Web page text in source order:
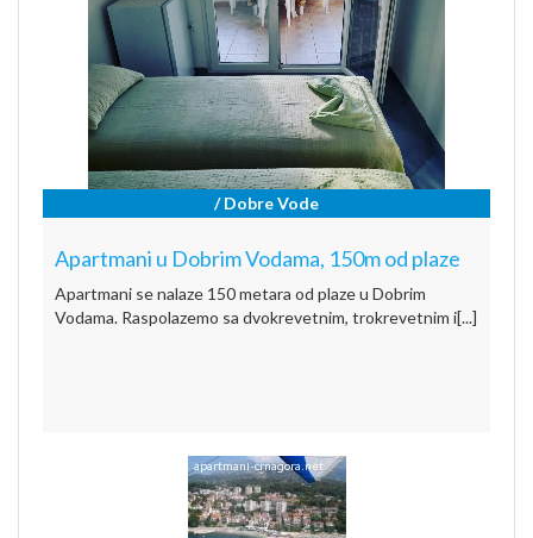
/ Dobre Vode
Apartmani u Dobrim Vodama, 150m od plaze
Apartmani se nalaze 150 metara od plaze u Dobrim
Vodama. Raspolazemo sa dvokrevetnim, trokrevetnim i[...]